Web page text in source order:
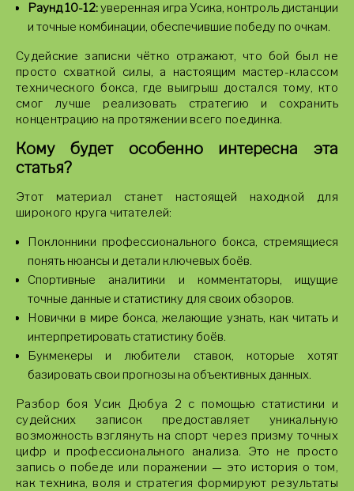
Раунд 10-12:уверенная игра Усика, контроль дистанции
и точные комбинации, обеспечившие победу по очкам.
Судейские записки чётко отражают, что бой был не
просто схваткой силы, а настоящим мастер-классом
технического бокса, где выигрыш достался тому, кто
смог лучше реализовать стратегию и сохранить
концентрацию на протяжении всего поединка.
Кому будет особенно интересна эта
статья?
Этот материал станет настоящей находкой для
широкого круга читателей:
Поклонники профессионального бокса, стремящиеся
понять нюансы и детали ключевых боёв.
Спортивные аналитики и комментаторы, ищущие
точные данные и статистику для своих обзоров.
Новички в мире бокса, желающие узнать, как читать и
интерпретировать статистику боёв.
Букмекеры и любители ставок, которые хотят
базировать свои прогнозы на объективных данных.
Разбор боя Усик Дюбуа 2 с помощью статистики и
судейских записок предоставляет уникальную
возможность взглянуть на спорт через призму точных
цифр и профессионального анализа. Это не просто
запись о победе или поражении — это история о том,
как техника, воля и стратегия формируют результаты